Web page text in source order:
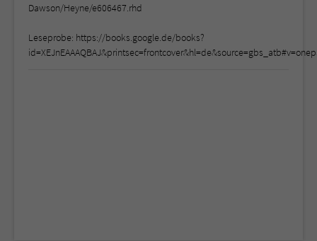
Dawson/Heyne/e606467.rhd
Leseprobe: https://books.google.de/books?